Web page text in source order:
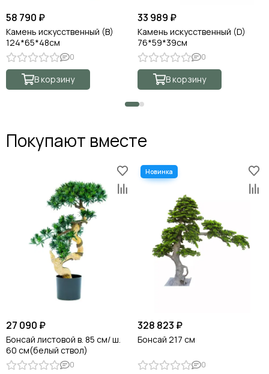
58 790 ₽
Камень искусственный (B)
124*65*48см
0
В корзину
33 989 ₽
Камень искусственный (D)
76*59*39см
0
В корзину
Покупают вместе
27 090 ₽
Бонсай листовой в. 85 см/ ш.
60 см(белый ствол)
0
328 823 ₽
Бонсай 217 см
0